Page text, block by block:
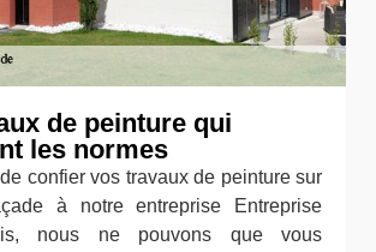
de peinture qui
les normes
confier vos travaux de peinture sur
à notre entreprise Entreprise
nous ne pouvons que vous